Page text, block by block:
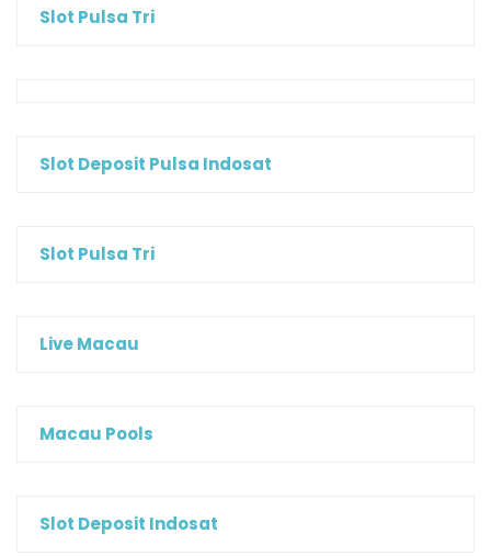
Slot Pulsa Tri
Slot Deposit Pulsa Indosat
Slot Pulsa Tri
Live Macau
Macau Pools
Slot Deposit Indosat